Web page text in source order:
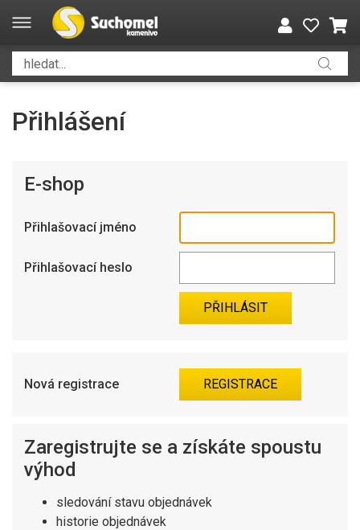
Přihlášení
E-shop
Přihlašovací jméno
Přihlašovací heslo
Nová registrace
Zaregistrujte se a získáte spoustu
výhod
sledování stavu objednávek
historie objednávek